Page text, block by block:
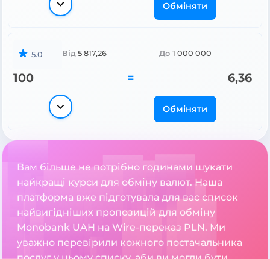
Обміняти
5.0 Від 5 817,26 До 1 000 000
100 = 6,36
Обміняти
Вам більше не потрібно годинами шукати
найкращі курси для обміну валют. Наша
платформа вже підготувала для вас список
найвигідніших пропозицій для обміну
Monobank UAH на Wire-переказ PLN. Ми
уважно перевірили кожного постачальника